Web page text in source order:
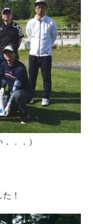
．．）
！